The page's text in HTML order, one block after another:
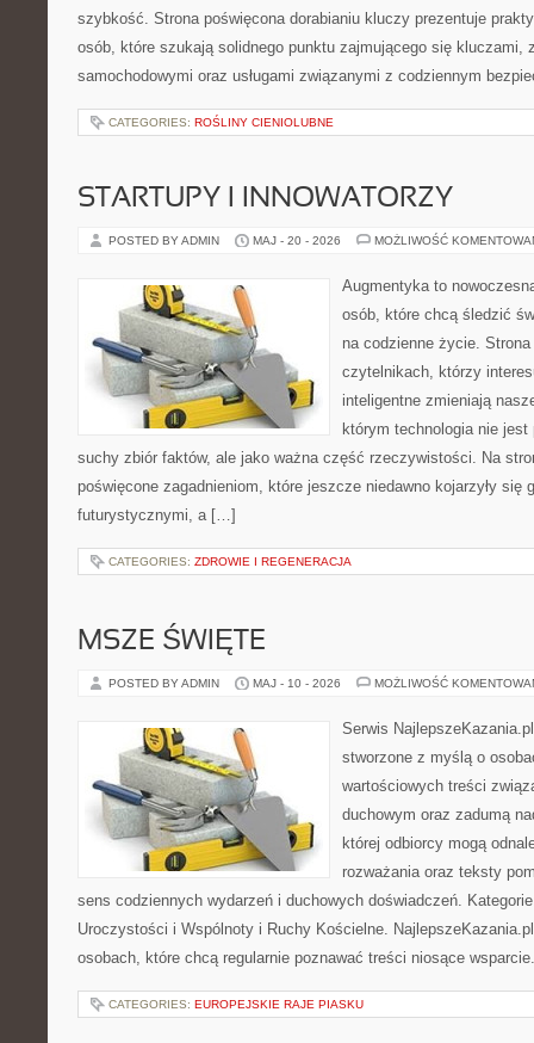
szybkość. Strona poświęcona dorabianiu kluczy prezentuje
osób, które szukają solidnego punktu zajmującego się kluczami,
samochodowymi oraz usługami związanymi z codziennym
CATEGORIES: ROŚLINY CIENIOLUBNE
STARTUPY I INNOWATORZY
POSTED BY ADMIN MAJ - 20 - 2026 MOŻLIWOŚĆ
Augmentyka to
osób, które chcą śledzić
na codzienne życie.
czytelnikach, którzy
inteligentne zmieniają
którym technologia nie
suchy zbiór faktów, ale jako ważna część rzeczywistości. Na
poświęcone zagadnieniom, które jeszcze niedawno kojarzyły się
futurystycznymi, a […]
CATEGORIES: ZDROWIE I REGENERACJA
MSZE ŚWIĘTE
POSTED BY ADMIN MAJ - 10 - 2026 MOŻLIWOŚĆ
Serwis
stworzone z myślą o
wartościowych treści
duchowym oraz zadumą
której odbiorcy mogą
rozważania oraz teksty
sens codziennych wydarzeń i duchowych doświadczeń.
Uroczystości i Wspólnoty i Ruchy Kościelne.
osobach, które chcą regularnie poznawać treści niosące
CATEGORIES: EUROPEJSKIE RAJE PIASKU